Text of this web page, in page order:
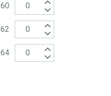
60
62
64